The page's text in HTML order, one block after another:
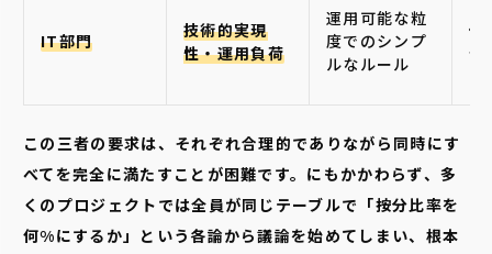
IT部門
技術的実現
性・運用負荷
運用可能な粒
度でのシンプ
ルなルール
位
分
この三者の要求は、それぞれ合理的でありながら同時にす
べてを完全に満たすことが困難です。にもかかわらず、多
くのプロジェクトでは全員が同じテーブルで「按分比率を
何%にするか」という各論から議論を始めてしまい、根本